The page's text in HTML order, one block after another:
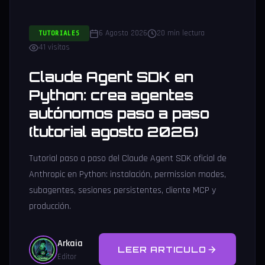
TUTORIALES 6 Agosto 2026
20 min lectura
41 visitas
Claude Agent SDK en
Python: crea agentes
autónomos paso a paso
(tutorial agosto 2026)
Tutorial paso a paso del Claude Agent SDK oficial de
Anthropic en Python: instalación, permission modes,
subagentes, sesiones persistentes, cliente MCP y
producción.
Arkaia
Editor
LEER ARTICULO